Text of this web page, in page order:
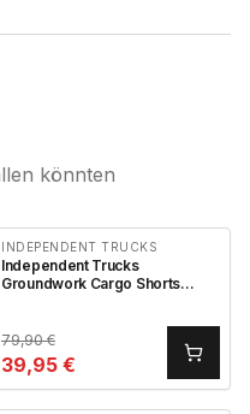
könnten
INDEPENDENT TRUCKS
Independent Trucks
Groundwork Cargo Shorts
79,90€
39,95 €